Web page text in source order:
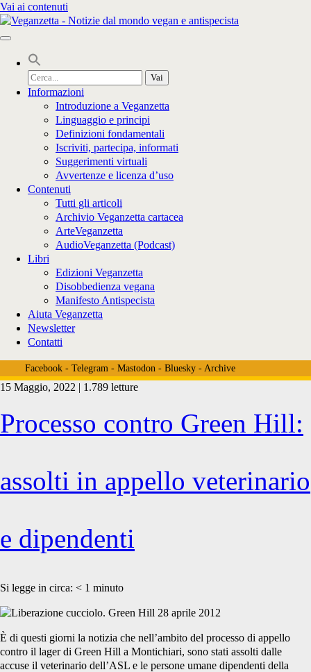
Vai ai contenuti
Cerca
per:
Informazioni
Introduzione a Veganzetta
Linguaggio e principi
Definizioni fondamentali
Iscriviti, partecipa, informati
Suggerimenti virtuali
Avvertenze e licenza d’uso
Contenuti
Tutti gli articoli
Archivio Veganzetta cartacea
ArteVeganzetta
AudioVeganzetta (Podcast)
Libri
Edizioni Veganzetta
Disobbedienza vegana
Manifesto Antispecista
Aiuta Veganzetta
Newsletter
Contatti
Facebook- Telegram- Mastodon- Bluesky- Archive
Tag:
<span>Antonio
Tabarelli</span>
15 Maggio, 2022 | 1.789 letture
Processo contro Green Hill:
assolti in appello veterinario
e dipendenti
Si legge in circa: < 1 minuto
È di questi giorni la notizia che nell’ambito del processo di appello
contro il lager di Green Hill a Montichiari, sono stati assolti dalle
accuse il veterinario dell’ASL e le persone umane dipendenti della